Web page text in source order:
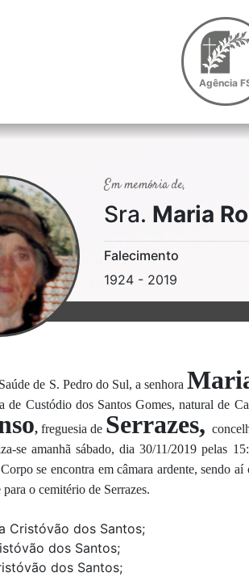
Agência
Em memória de,
Sra. Maria
Falecimento
1924 - 2019
de S. Pedro do Sul, a senhora
de Custódio dos Santos Gomes, natural de
,freguesia de Serrazes,
se amanhã sábado, dia 30/11/2019 pelas
se encontra em câmara ardente, sendo
o cemitério de Serrazes.
Cristóvão dos Santos;
dos Santos;
dos Santos;